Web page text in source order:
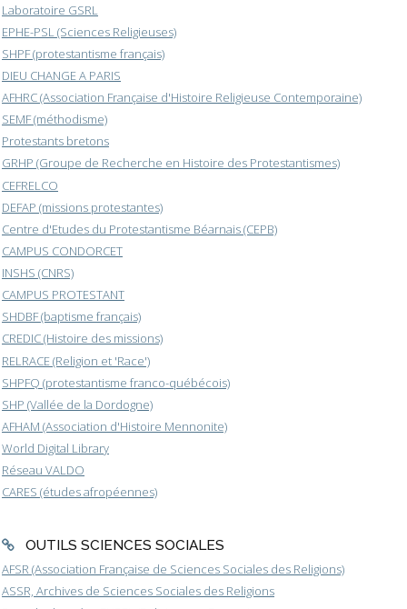
Laboratoire GSRL
EPHE-PSL (Sciences Religieuses)
SHPF (protestantisme français)
DIEU CHANGE A PARIS
AFHRC (Association Française d'Histoire Religieuse Contemporaine)
SEMF (méthodisme)
Protestants bretons
GRHP (Groupe de Recherche en Histoire des Protestantismes)
CEFRELCO
DEFAP (missions protestantes)
Centre d'Etudes du Protestantisme Béarnais (CEPB)
CAMPUS CONDORCET
INSHS (CNRS)
CAMPUS PROTESTANT
SHDBF (baptisme français)
CREDIC (Histoire des missions)
RELRACE (Religion et 'Race')
SHPFQ (protestantisme franco-québécois)
SHP (Vallée de la Dordogne)
AFHAM (Association d'Histoire Mennonite)
World Digital Library
Réseau VALDO
CARES (études afropéennes)
OUTILS SCIENCES SOCIALES
AFSR (Association Française de Sciences Sociales des Religions)
ASSR, Archives de Sciences Sociales des Religions